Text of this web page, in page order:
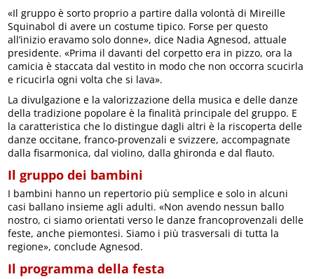
«Il gruppo è sorto proprio a partire dalla volontà di Mireille
Squinabol di avere un costume tipico. Forse per questo
all’inizio eravamo solo donne», dice Nadia Agnesod, attuale
presidente. «Prima il davanti del corpetto era in pizzo, ora la
camicia è staccata dal vestito in modo che non occorra scucirla
e ricucirla ogni volta che si lava».
La divulgazione e la valorizzazione della musica e delle danze
della tradizione popolare è la finalità principale del gruppo. E
la caratteristica che lo distingue dagli altri è la riscoperta delle
danze occitane, franco-provenzali e svizzere, accompagnate
dalla fisarmonica, dal violino, dalla ghironda e dal flauto.
Il gruppo dei bambini
I bambini hanno un repertorio più semplice e solo in alcuni
casi ballano insieme agli adulti. «Non avendo nessun ballo
nostro, ci siamo orientati verso le danze francoprovenzali delle
feste, anche piemontesi. Siamo i più trasversali di tutta la
regione», conclude Agnesod.
Il programma della festa